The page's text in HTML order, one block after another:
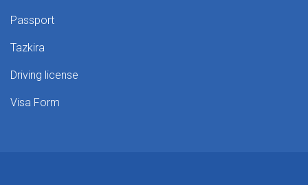
Passport
Tazkira
Driving license
Visa Form